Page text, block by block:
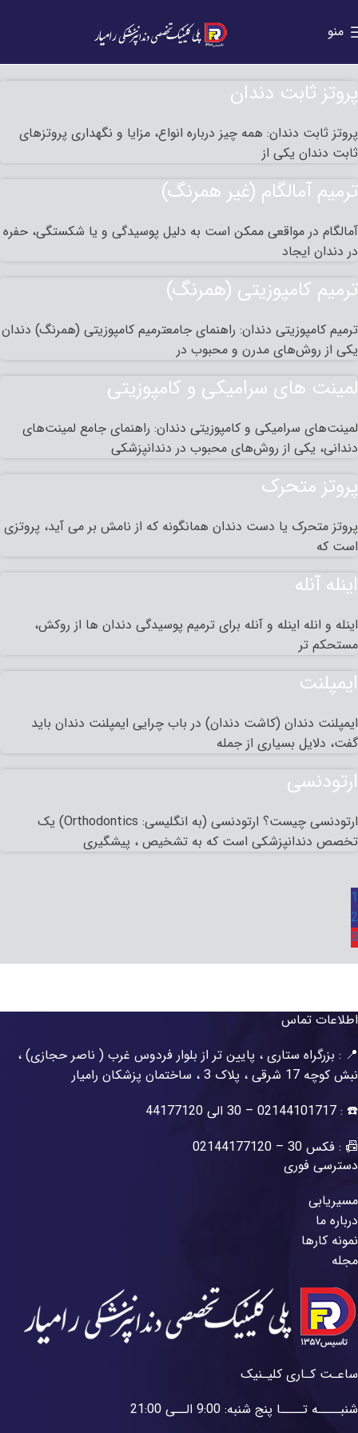
منو
پروتز ثابت دندان
پروتز ثابت دندان: همه چیز درباره انواع، مزایا و نگهداری پروتزهای
ثابت دندان یکی از
ترمیم آمالگام (غیر همرنگ)
آمالگام در مواقعی ممکن است به دلیل پوسیدگی و یا شکستگی، حفره
در دندان ایجاد
ترمیم کامپوزیتی (همرنگ)
ترمیم کامپوزیتی دندان: راهنمای جامعترمیم کامپوزیتی (همرنگ) دندان
یکی از روش‌های مدرن و محبوب در
لمینت های سرامیکی و کامپوزیتی
لمینت‌های سرامیکی و کامپوزیتی دندان: راهنمای جامع لمینت‌های
دندانی، یکی از روش‌های محبوب در دندانپزشکی
پروتز متحرک
پروتز متحرک یا دست دندان همانگونه که از نامش بر می آید، پروتزی
است که
اینله آنله
اینله و انله اینله و آنله برای ترمیم پوسیدگی دندان ها از روکش،
مستحکم تر
ایمپلنت
ایمپلنت دندان (کاشت دندان) در باب چرایی ایمپلنت دندان باید
گفت، دلایل بسیاری از جمله
ارتودنسی
ارتودنسی چیست؟ ارتودنسی (به انگلیسی: Orthodontics) یک
تخصص دندانپزشکی است که به تشخیص ، پیشگیری
1
2
3
اطلاعات تماس
📍 : بزرگراه ستاری ، پایین تر از بلوار فردوس غرب ( ناصر حجازی) ،
نبش کوچه 17 شرقی ، پلاک 3 ، ساختمان پزشکان رامیار
☎️ : 02144101717 – 30 الی 44177120
📠 : فکس 30 – 02144177120
دسترسی فوری
مسیریابی
درباره ما
نمونه کارها
مجله
ساعـت کـاری کلیـنیک
شنبــــه تــــا پنج شنبه: 9:00 الــی 21:00